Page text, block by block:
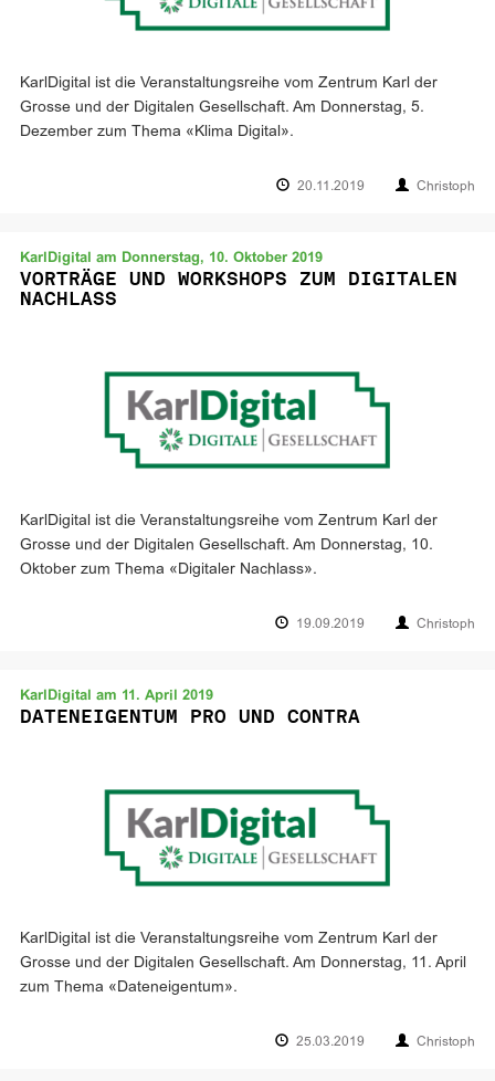
KarlDigital ist die Veranstaltungsreihe vom Zentrum Karl der
Grosse und der Digitalen Gesellschaft. Am Donnerstag, 5.
Dezember zum Thema «Klima Digital».
20.11.2019 Christoph
KarlDigital am Donnerstag, 10. Oktober 2019
VORTRÄGE UND WORKSHOPS ZUM DIGITALEN
NACHLASS
KarlDigital ist die Veranstaltungsreihe vom Zentrum Karl der
Grosse und der Digitalen Gesellschaft. Am Donnerstag, 10.
Oktober zum Thema «Digitaler Nachlass».
19.09.2019 Christoph
KarlDigital am 11. April 2019
DATENEIGENTUM PRO UND CONTRA
KarlDigital ist die Veranstaltungsreihe vom Zentrum Karl der
Grosse und der Digitalen Gesellschaft. Am Donnerstag, 11. April
zum Thema «Dateneigentum».
25.03.2019 Christoph